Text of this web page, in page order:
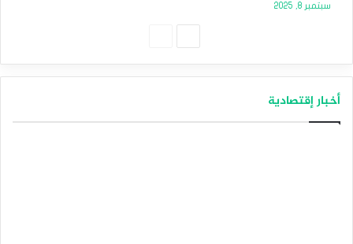
سبتمبر 8, 2025
أخبار إقتصادية